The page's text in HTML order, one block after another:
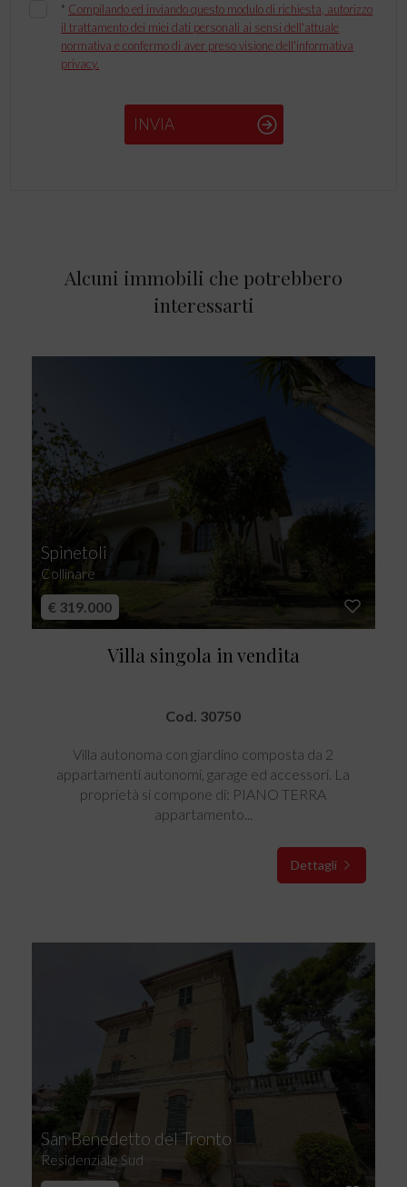
* Compilando ed inviando questo modulo di richiesta, autorizzo
il trattamento dei miei dati personali ai sensi dell'attuale
normativa e confermo di aver preso visione dell'informativa
privacy.
INVIA
Alcuni immobili che potrebbero
interessarti
Spinetoli
Collinare
€ 319.000
Villa singola in vendita
Cod. 30750
Villa autonoma con giardino composta da 2
appartamenti autonomi, garage ed accessori. La
proprietà si compone di: PIANO TERRA
appartamento...
Dettagli
San Benedetto del Tronto
Residenziale Sud